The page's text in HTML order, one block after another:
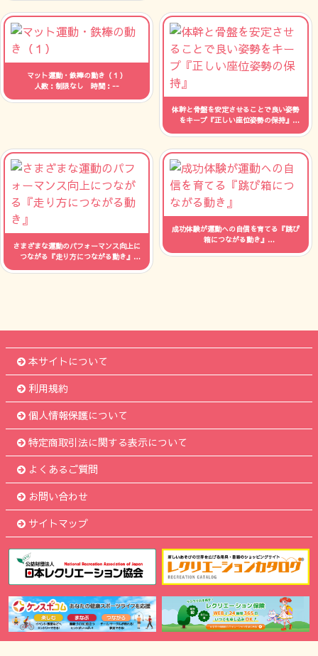
マット運動・鉄棒の動き（１）
人数：制限なし 時間：--
体幹と骨盤を安定させることで良い姿勢
をキープ『正しい座位姿勢の保持』
さまざまな運動のパフォーマンス向上に
つながる『走り方につながる動き』
成功体験が運動への自信を育てる『跳び
箱につながる動き』
本サイトについて
利用規約
個人情報保護について
特定商取引法に関する表示について
よくあるご質問
お問い合わせ
サイトマップ